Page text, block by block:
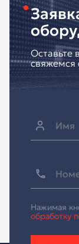
Оставьте
Нажимая
обработку